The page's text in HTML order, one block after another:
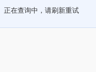
正在查询中，请刷新重试